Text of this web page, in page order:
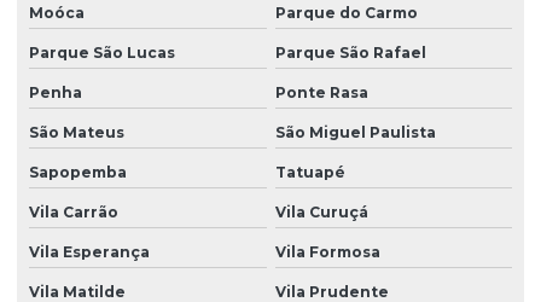
Dedetização de traças
Dedetizadora de aranhas
Dedetizadora de insetos
Dedetizadora de percevejos
Dedetizadora de pombos
Dedetizadora de pulgas
Dedetizadora de traças
Moóca Parque do Carmo
Parque São Lucas Parque São Rafael
Penha Ponte Rasa
São Mateus São Miguel Paulista
Sapopemba Tatuapé
Vila Carrão Vila Curuçá
Vila Esperança Vila Formosa
Vila Matilde
Vila Prudente